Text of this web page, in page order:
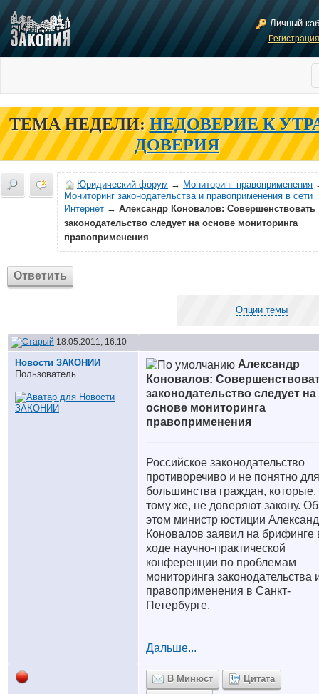
Личный
ТЕМА НЕДЕЛИ: НЕДОВЕРИЕ К
ДОВЕРИЯ
Юридический форум → Мониторинг правоприменения
Мониторинг законодательства и правоприменения в сети
Интернет → Александр Коновалов: Совершенствовать
законодательство следует на основе мониторинга
правоприменения
Ответить
Опции темы
18.05.2011, 16:10
Новости ЗАКОНИИ
Пользователь
Александр
Коновалов:
законодательство следует на
основе мониторинга
правоприменения
Российское законодательство
противоречиво и не понятно для
большинства граждан, которые,
тому же, не доверяют закону. Об
этом министр юстиции
Коновалов заявил на брифинге
ходе научно-практической
конференции по проблемам
мониторинга законодательства
правоприменения в Санкт-
Петербурге.
Дальше...
В Минюст
Цитата